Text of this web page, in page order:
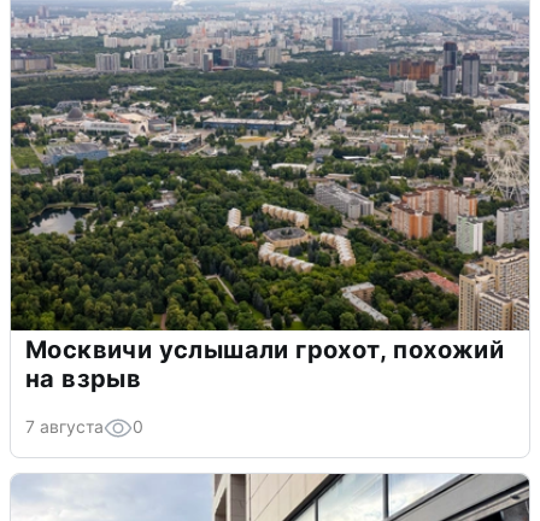
Москвичи услышали грохот, похожий
на взрыв
7 августа 0